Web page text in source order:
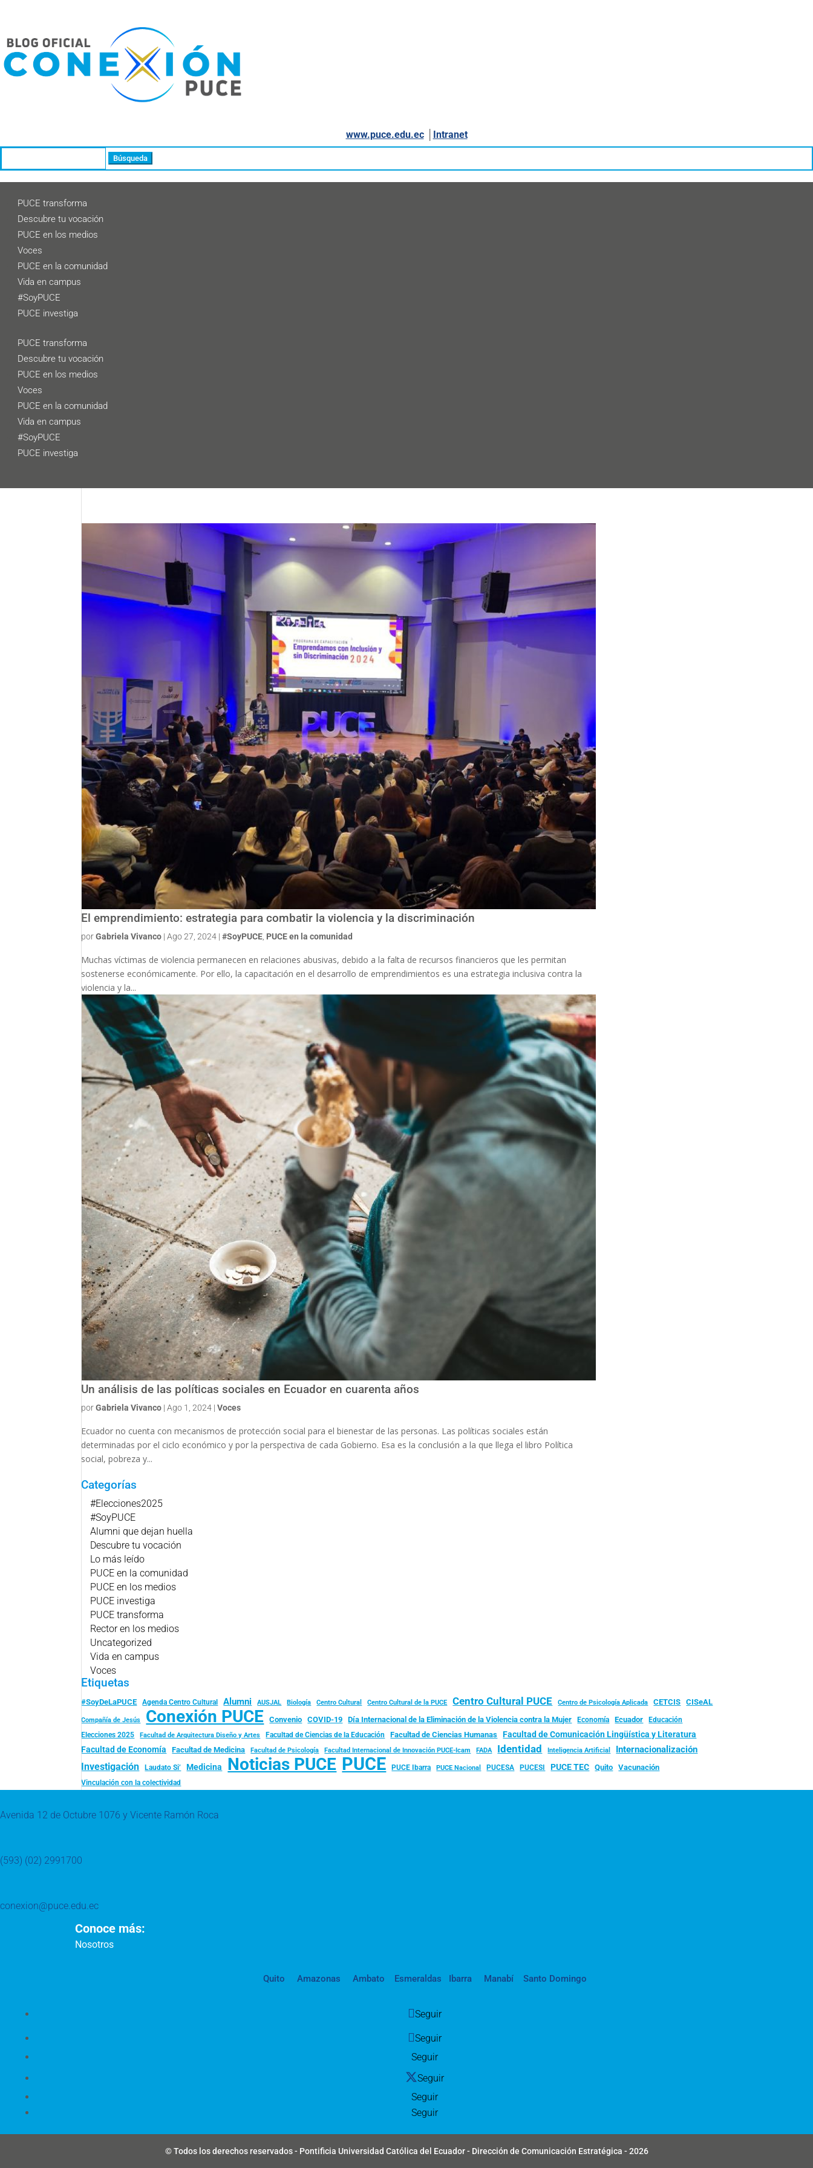
www.puce.edu.ec│ Intranet
PUCE transforma
Descubre tu vocación
PUCE en los medios
Voces
PUCE en la comunidad
Vida en campus
#SoyPUCE
PUCE investiga
PUCE transforma
Descubre tu vocación
PUCE en los medios
Voces
PUCE en la comunidad
Vida en campus
#SoyPUCE
PUCE investiga
El emprendimiento: estrategia para combatir la violencia y la discriminación
porGabriela Vivanco |Ago 27, 2024 |#SoyPUCE PUCE en la comunidad
Muchas víctimas de violencia permanecen en relaciones abusivas, debido a la falta de recursos financieros que les permitan
sostenerse económicamente. Por ello, la capacitación en el desarrollo de emprendimientos es una estrategia inclusiva contra la
violencia y la...
Un análisis de las políticas sociales en Ecuador en cuarenta años
porGabriela Vivanco |Ago 1, 2024 |Voces
Ecuador no cuenta con mecanismos de protección social para el bienestar de las personas. Las políticas sociales están
determinadas por el ciclo económico y por la perspectiva de cada Gobierno. Esa es la conclusión a la que llega el libro Política
social, pobreza y...
Categorías
#Elecciones2025
#SoyPUCE
Alumni que dejan huella
Descubre tu vocación
Lo más leído
PUCE en la comunidad
PUCE en los medios
PUCE investiga
PUCE transforma
Rector en los medios
Uncategorized
Vida en campus
Voces
Etiquetas
#SoyDeLaPUCE Agenda Centro Cultural Alumni AUSJAL Biología Centro Cultural Centro Cultural de la PUCE Centro Cultural PUCE Centro de Psicología Aplicada CETCIS CISeAL
Compañía de Jesús Conexión PUCE Convenio COVID-19 Día Internacional de la Eliminación de la Violencia contra la Mujer Economía Ecuador
Educación
Elecciones 2025
Facultad de Arquitectura Diseño y Artes Facultad de Ciencias de la Educación Facultad de Ciencias Humanas Facultad de Comunicación Lingüística y Literatura
Facultad de Economía Facultad de Medicina Facultad de Psicología Facultad Internacional de Innovación PUCE-Icam FADA Identidad Inteligencia Artificial Internacionalización
Investigación Laudato Si’ Medicina Noticias PUCE PUCE PUCE Ibarra PUCE Nacional PUCESA PUCESI PUCE TEC Quito Vacunación
Vinculación con la colectividad
Avenida 12 de Octubre 1076 y Vicente Ramón Roca
(593) (02) 2991700
conexion@puce.edu.ec
Conoce más:
Nosotros
Quito Amazonas Ambato Esmeraldas Ibarra Manabí Santo Domingo
Seguir
Seguir
Seguir
Seguir
Seguir
Seguir
© Todos los derechos reservados - Pontificia Universidad Católica del Ecuador - Dirección de Comunicación Estratégica - 2026